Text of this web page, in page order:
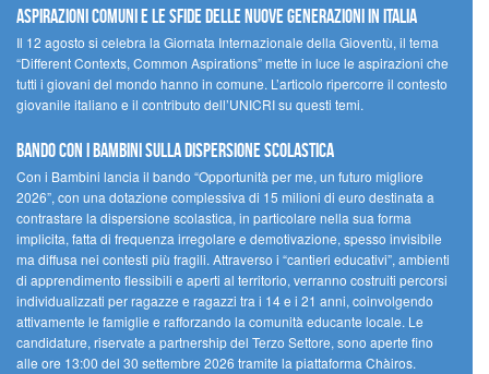
ASPIRAZIONI COMUNI E LE SFIDE DELLE NUOVE GENERAZIONI IN ITALIA
Il 12 agosto si celebra la Giornata Internazionale della Gioventù, il tema
“Different Contexts, Common Aspirations” mette in luce le aspirazioni che
tutti i giovani del mondo hanno in comune. L’articolo ripercorre il contesto
giovanile italiano e il contributo dell’UNICRI su questi temi.
Bando Con i Bambini sulla dispersione scolastica
Con i Bambini lancia il bando “Opportunità per me, un futuro migliore
2026”, con una dotazione complessiva di 15 milioni di euro destinata a
contrastare la dispersione scolastica, in particolare nella sua forma
implicita, fatta di frequenza irregolare e demotivazione, spesso invisibile
ma diffusa nei contesti più fragili. Attraverso i “cantieri educativi”, ambienti
di apprendimento flessibili e aperti al territorio, verranno costruiti percorsi
individualizzati per ragazze e ragazzi tra i 14 e i 21 anni, coinvolgendo
attivamente le famiglie e rafforzando la comunità educante locale. Le
candidature, riservate a partnership del Terzo Settore, sono aperte fino
alle ore 13:00 del 30 settembre 2026 tramite la piattaforma Chàiros.